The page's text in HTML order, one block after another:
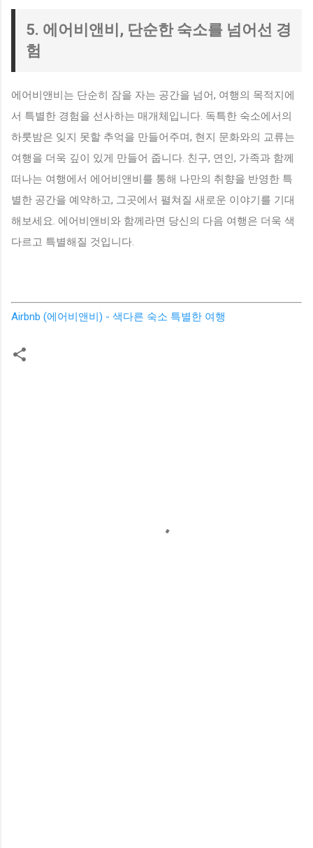
5. 에어비앤비, 단순한 숙소를 넘어선 경
험
에어비앤비는 단순히 잠을 자는 공간을 넘어, 여행의 목적지에
서 특별한 경험을 선사하는 매개체입니다. 독특한 숙소에서의
하룻밤은 잊지 못할 추억을 만들어주며, 현지 문화와의 교류는
여행을 더욱 깊이 있게 만들어 줍니다. 친구, 연인, 가족과 함께
떠나는 여행에서 에어비앤비를 통해 나만의 취향을 반영한 특
별한 공간을 예약하고, 그곳에서 펼쳐질 새로운 이야기를 기대
해보세요. 에어비앤비와 함께라면 당신의 다음 여행은 더욱 색
다르고 특별해질 것입니다.
Airbnb (에어비앤비) - 색다른 숙소 특별한 여행